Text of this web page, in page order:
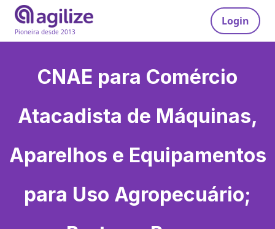
Pioneira desde 2013
Login
CNAE para Comércio
Atacadista de Máquinas,
Aparelhos e Equipamentos
para Uso Agropecuário;